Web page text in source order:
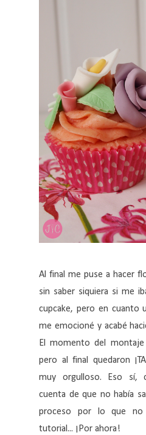
Al final me puse a hacer
sin saber siquiera si me
cupcake, pero en cuanto
me emocioné y acabé
El momento del
pero al final quedaron
muy orgulloso. Eso sí,
cuenta de que no había
proceso por lo que
tutorial... ¡Por ahora!